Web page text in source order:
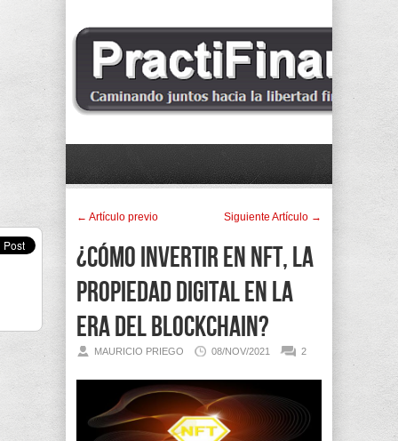
← Artí­culo previo Siguiente Artí­culo →
¿Cómo Invertir en NFT, la
propiedad digital en la
era del Blockchain?
MAURICIO PRIEGO 08/NOV/2021 2